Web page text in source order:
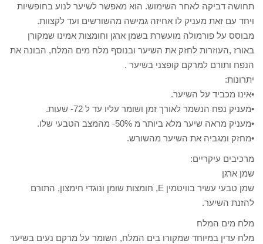
תחושה דביקה לאחר השימוש. הוא מאפשר לשיער לנוע בחופשיות
ויחד עם זאת מעניק לו אחיזה גמישה מהשורשים ועד לקצוות.
מבוסס על פורמולה מועשרת בשמן ארגן וחומצות אמינו שמקורן
באורז ,העוזרות לחזק את השיער ובנוסף מלח מים המלח, הבונה את
הנפח ותורם למרקם קופצני בשיער .
יתרונות:
•אינו מכביד על השיער.
•מעניק נפח הנשמר לאורך זמן ושומר עליו עד ל 72- שעות.
•מעניק מראה שיער מלא ביותר מ 50%- מהמצב הטבעי שלו.
•מחזק ומגביה את השיער מהשורש.
מרכיבים עיקריים:
שמן ארגן
שמן טבעי עשיר בוויטמין E, חומצות שומן ונוגדי חימצון, התורם
להזנת השיער.
מלח מים המלח
מלח עדין במיוחד שמקורו בים המלח, השומר על מרקם נעים בשיער